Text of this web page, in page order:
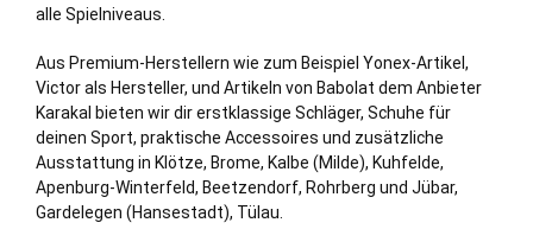
alle Spielniveaus.
Aus Premium-Herstellern wie zum Beispiel Yonex-Artikel,
Victor als Hersteller, und Artikeln von Babolat dem Anbieter
Karakal bieten wir dir erstklassige Schläger, Schuhe für
deinen Sport, praktische Accessoires und zusätzliche
Ausstattung in Klötze, Brome, Kalbe (Milde), Kuhfelde,
Apenburg-Winterfeld, Beetzendorf, Rohrberg und Jübar,
Gardelegen (Hansestadt), Tülau